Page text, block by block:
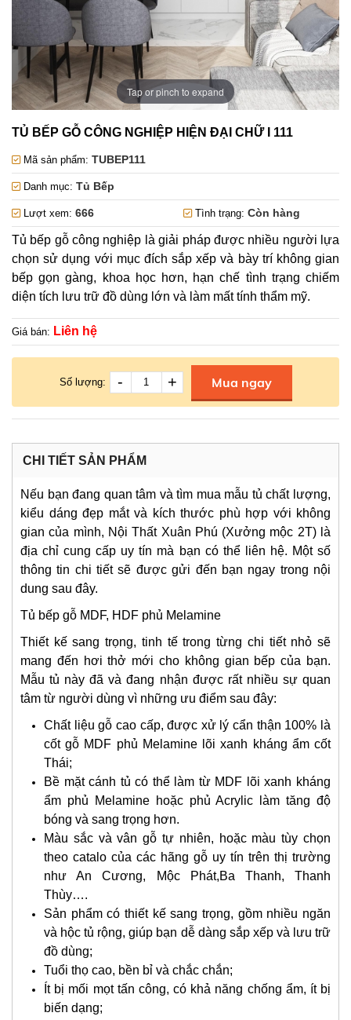
Tap or pinch to expand
TỦ BẾP GỖ CÔNG NGHIỆP HIỆN ĐẠI CHỮ I 111
Mã sản phẩm: TUBEP111
Danh mục: Tủ Bếp
Lượt xem: 666 Tình trạng: Còn hàng
Tủ bếp gỗ công nghiệp là giải pháp được nhiều người lựa
chọn sử dụng với mục đích sắp xếp và bày trí không gian
bếp gọn gàng, khoa học hơn, hạn chế tình trạng chiếm
diện tích lưu trữ đồ dùng lớn và làm mất tính thẩm mỹ.
Giá bán: Liên hệ
Số lượng: - + Mua ngay
CHI TIẾT SẢN PHẨM
Nếu bạn đang quan tâm và tìm mua mẫu tủ chất lượng,
kiểu dáng đẹp mắt và kích thước phù hợp với không
gian của mình, Nội Thất Xuân Phú (Xưởng mộc 2T) là
địa chỉ cung cấp uy tín mà bạn có thể liên hệ. Một số
thông tin chi tiết sẽ được gửi đến bạn ngay trong nội
dung sau đây.
Tủ bếp gỗ MDF, HDF phủ Melamine
Thiết kế sang trọng, tinh tế trong từng chi tiết nhỏ sẽ
mang đến hơi thở mới cho không gian bếp của bạn.
Mẫu tủ này đã và đang nhận được rất nhiều sự quan
tâm từ người dùng vì những ưu điểm sau đây:
Chất liệu gỗ cao cấp, được xử lý cẩn thận 100% là
cốt gỗ MDF phủ Melamine lõi xanh kháng ẩm cốt
Thái;
Bề mặt cánh tủ có thể làm từ MDF lõi xanh kháng
ẩm phủ Melamine hoặc phủ Acrylic làm tăng độ
bóng và sang trọng hơn.
Màu sắc và vân gỗ tự nhiên, hoặc màu tùy chọn
theo catalo của các hãng gỗ uy tín trên thị trường
như An Cương, Mộc Phát,Ba Thanh, Thanh
Thùy….
Sản phẩm có thiết kế sang trọng, gồm nhiều ngăn
và hộc tủ rộng, giúp bạn dễ dàng sắp xếp và lưu trữ
đồ dùng;
Tuổi thọ cao, bền bỉ và chắc chắn;
Ít bị mối mọt tấn công, có khả năng chống ẩm, ít bị
biến dạng;